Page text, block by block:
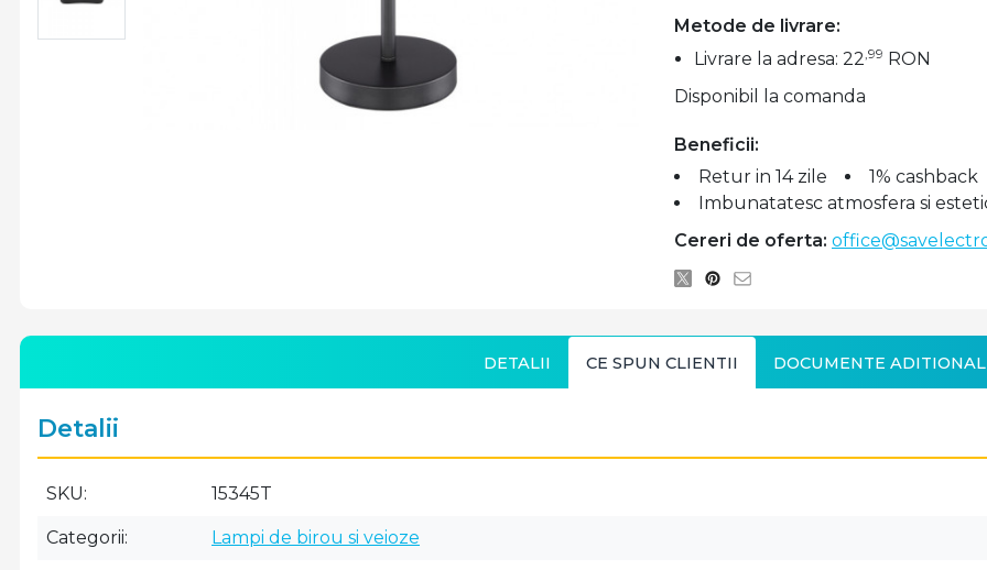
Metode de livrare:
Livrare la adresa: 22,99 RON
Disponibil la comanda
Beneficii:
Retur in 14 zile
1% cashback
Imbunatatesc atmosfera si
Cereri de oferta:
DETALII CE SPUN CLIENTII DOCUMENTE
Detalii
SKU 15345T
Categorii Lampi de birou si veioze